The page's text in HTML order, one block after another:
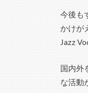
今後も
かけが
Jazz
国内外
な活動